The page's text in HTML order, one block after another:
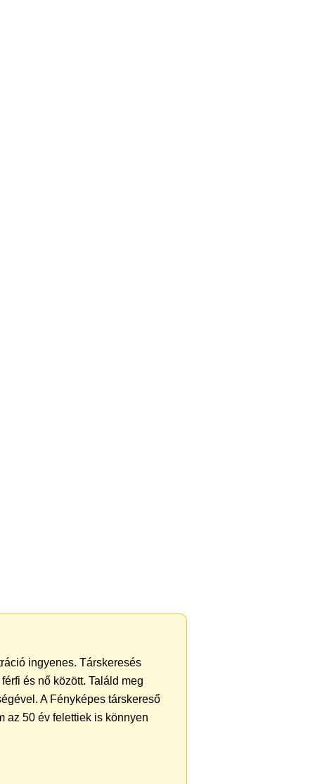
ingyenes. Társkeresés
és nő között. Találd meg
A Fényképes társkereső
az 50 év felettiek is könnyen